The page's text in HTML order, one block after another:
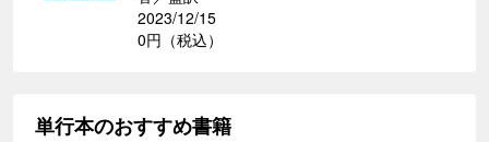
2023/12/15
0円（税込）
単行本のおすすめ書籍